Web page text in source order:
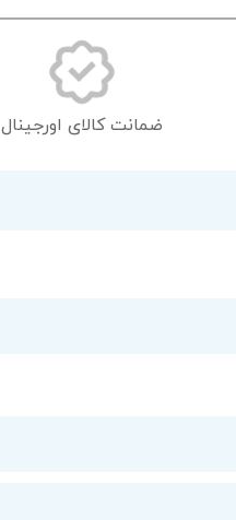
به
ضمانت کالای اورجینال